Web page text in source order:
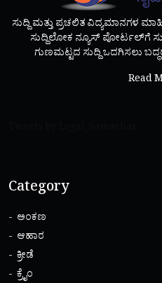
ಸುದ್ದಿ ಮತ್ತು ಪ್ರಚಲಿತ ವಿದ್ಯಮಾನಗಳ
ಸುದ್ದಿಲೋಕ ನ್ಯೂಸ್ ಪೋರ್ಟಲ್‌ಗೆ
ಗುಣಮಟ್ಟದ ಸುದ್ದಿ ಒದಗಿಸಲು
Read
Category
ಅಂಕಣ
ಆಹಾರ
ಕ್ರೀಡೆ
ಕ್ರೈಂ